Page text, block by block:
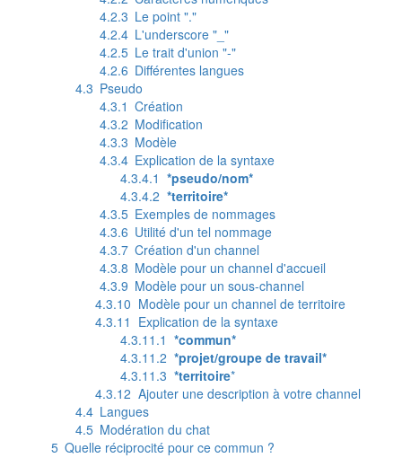
4.2.3 Le point "."
4.2.4 L'underscore "_"
4.2.5 Le trait d'union "-"
4.2.6 Différentes langues
4.3 Pseudo
4.3.1 Création
4.3.2 Modification
4.3.3 Modèle
4.3.4 Explication de la syntaxe
4.3.4.1 *pseudo/nom*
4.3.4.2 *territoire*
4.3.5 Exemples de nommages
4.3.6 Utilité d'un tel nommage
4.3.7 Création d'un channel
4.3.8 Modèle pour un channel d'accueil
4.3.9 Modèle pour un sous-channel
4.3.10 Modèle pour un channel de territoire
4.3.11 Explication de la syntaxe
4.3.11.1 *commun*
4.3.11.2 *projet/groupe de travail*
4.3.11.3 *territoire*
4.3.12 Ajouter une description à votre channel
4.4 Langues
4.5 Modération du chat
5 Quelle réciprocité pour ce commun ?